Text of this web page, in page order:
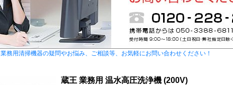
業務用清掃機器の疑問やお悩み、ご相談等、お気軽にお問い合わせください！
蔵王 業務用 温水高圧洗浄機 (200V)